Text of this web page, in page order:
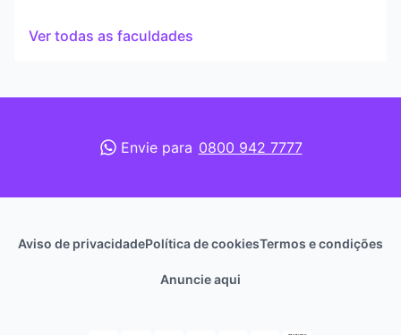
Ver todas as faculdades
Envie para 0800 942 7777
Aviso de privacidadePolítica de cookiesTermos e condições
Anuncie aqui